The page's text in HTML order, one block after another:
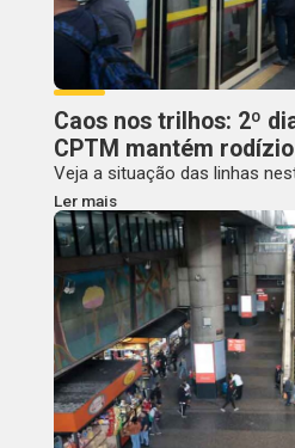
Caos nos trilhos: 2º
CPTM mantém
Veja a situação das linhas
Ler mais